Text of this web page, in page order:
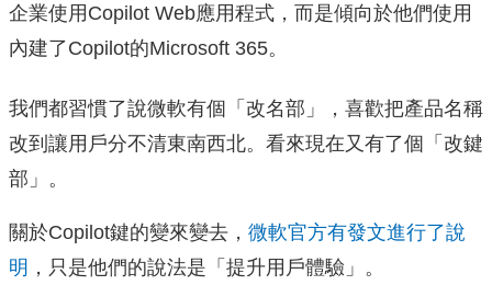
企業使用Copilot Web應用程式，而是傾向於他們使用
內建了Copilot的Microsoft 365。
我們都習慣了說微軟有個「改名部」，喜歡把產品名稱
改到讓用戶分不清東南西北。看來現在又有了個「改鍵
部」。
關於Copilot鍵的變來變去， 微軟官方有發文進行了說
明 ，只是他們的說法是「提升用戶體驗」。